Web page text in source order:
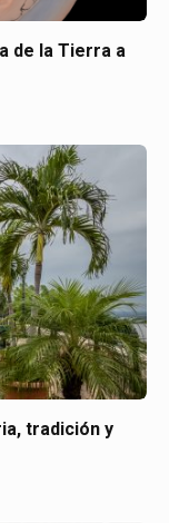
de la Tierra a
tradición y